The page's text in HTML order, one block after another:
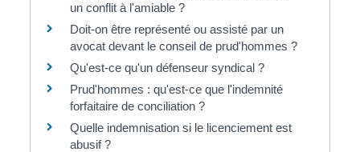
un conflit à l'amiable ?
Doit-on être représenté ou assisté par un
avocat devant le conseil de prud'hommes ?
Qu'est-ce qu'un défenseur syndical ?
Prud'hommes : qu'est-ce que l'indemnité
forfaitaire de conciliation ?
Quelle indemnisation si le licenciement est
abusif ?